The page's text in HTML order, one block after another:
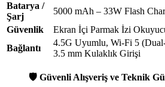
Batarya /
Şarj
5000 mAh – 33W Flash
Güvenlik
Ekran İçi Parmak İzi
Bağlantı
4.5G Uyumlu, Wi-Fi 5
3.5 mm Kulaklık Girişi
🛡️ Güvenli Alışveriş ve Teknik